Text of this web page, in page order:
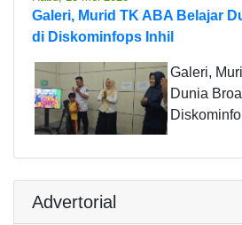
Galeri, Murid TK ABA Belajar
di Diskominfops Inhil
Galeri,
Dunia
Advertorial